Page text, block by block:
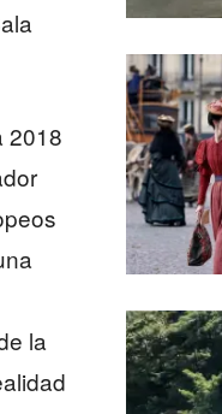
2018
la